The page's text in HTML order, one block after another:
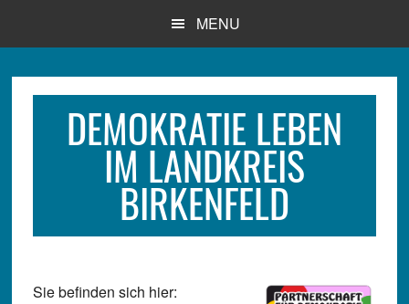
MENU
DEMOKRATIE LEBEN
IM LANDKREIS
BIRKENFELD
Sie befinden sich hier: